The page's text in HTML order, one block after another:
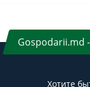
Gospodarii.md
Хотите